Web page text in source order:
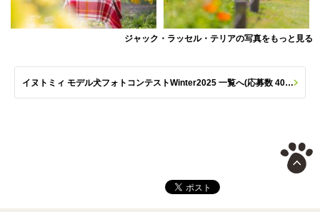
ジャック・ラッセル・テリアの写真をもっと見る
イヌトミィ モデル犬フォトコンテストWinter2025 一覧へ(応募数 406枚)